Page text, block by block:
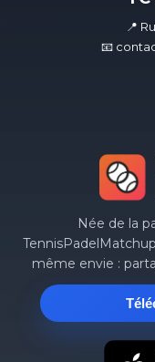
📍
📧
Née de la
même envie :